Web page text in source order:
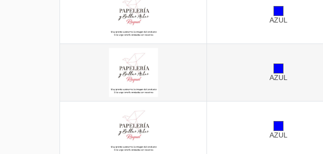
AZUL
AZUL
AZUL